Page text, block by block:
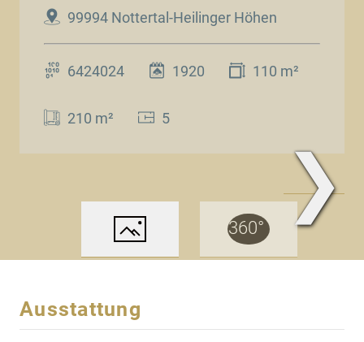
99994 Nottertal-Heilinger Höhen
6424024 1920 110 m²
210 m² 5
❯
Ausstattung